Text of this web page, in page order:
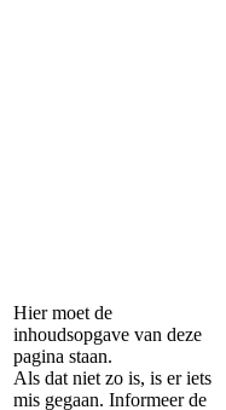
Hier moet de
inhoudsopgave van deze
pagina staan.
Als dat niet zo is, is er iets
mis gegaan. Informeer de